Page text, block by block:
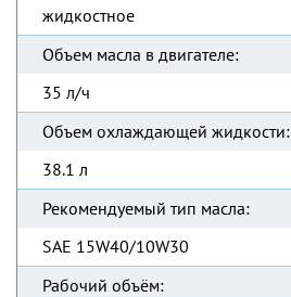
жидкостное
Объем масла в двигателе:
35 л/ч
Объем охлаждающей жидкости:
38.1 л
Рекомендуемый тип масла:
SAE 15W40/10W30
Рабочий объём: